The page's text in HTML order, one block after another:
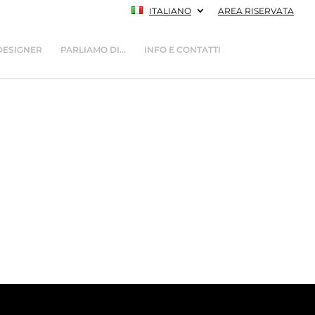
ITALIANO AREA RISERVATA
PARLIAMO DI… INFO E CONTATTI